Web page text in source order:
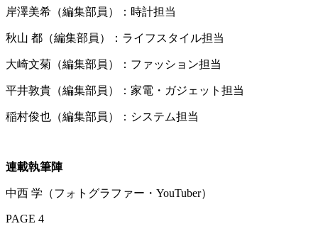
岸澤美希（編集部員）：時計担当
秋山 都（編集部員）：ライフスタイル担当
大崎文菊（編集部員）：ファッション担当
平井敦貴（編集部員）：家電・ガジェット担当
稲村俊也（編集部員）：システム担当
連載執筆陣
中西 学（フォトグラファー・YouTuber）
PAGE 4